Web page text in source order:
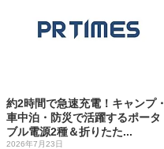
約2時間で急速充電！キャンプ・
車中泊・防災で活躍するポータ
ブル電源2種＆折りたた...
2026年7月23日